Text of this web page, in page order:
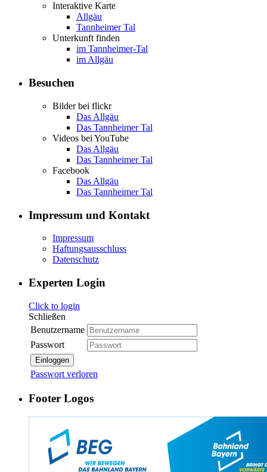
Interaktive Karte
Allgäu
Tannheimer Tal
Unterkunft finden
im Tannheimer-Tal
im Allgäu
Besuchen
Bilder bei flickr
Das Allgäu
Das Tannheimer Tal
Videos bei YouTube
Das Allgäu
Das Tannheimer Tal
Facebook
Das Allgäu
Das Tannheimer Tal
Impressum und Kontakt
Impressum
Haftungsausschluss
Datenschutz
Experten Login
Click to login
Schließen
Benutzername
Passwort
Einloggen
Passwort verloren
Footer Logos